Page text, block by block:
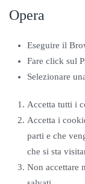
Opera
Eseguire il
Fare click sul
Selezionare
Accetta tutti i
Accetta i
parti e che
che si sta
Non accettare